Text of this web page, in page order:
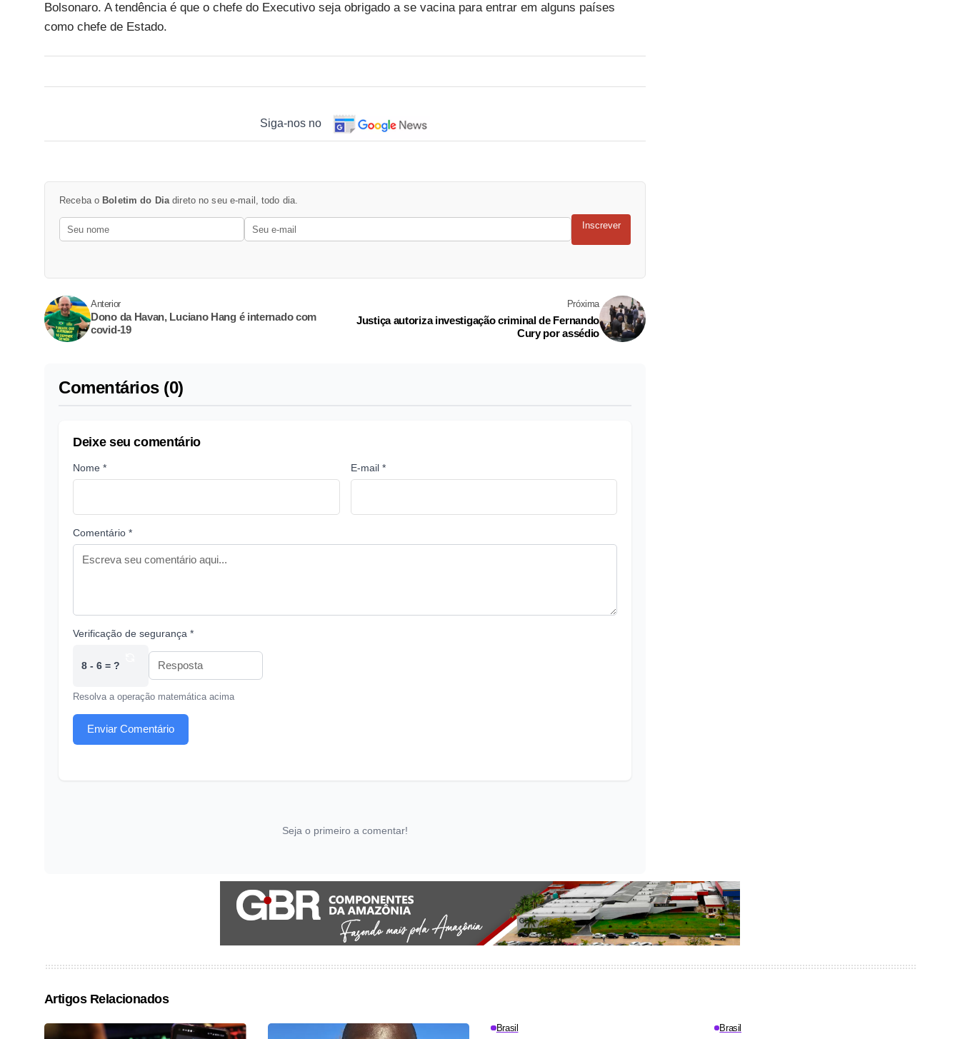
Bolsonaro. A tendência é que o chefe do Executivo seja obrigado a se vacina para entrar em alguns países
como chefe de Estado.
Siga-nos no
Receba o Boletim do Dia direto no seu e-mail, todo dia.
Inscrever
Anterior
Dono da Havan, Luciano Hang é internado com
covid-19
Próxima
Justiça autoriza investigação criminal de Fernando
Cury por assédio
Comentários (0)
Deixe seu comentário
Nome * E-mail *
Comentário *
Verificação de segurança *
8 - 6 = ?
Resolva a operação matemática acima
Enviar Comentário
Seja o primeiro a comentar!
Artigos Relacionados
Brasil Brasil